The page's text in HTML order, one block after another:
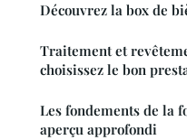
Découvrez la box de
Traitement et
choisissez le bon
Les fondements de la
aperçu approfondi